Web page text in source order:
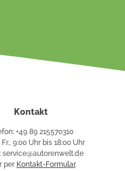
Kontakt
+49 89 215570310
Fr., 9:00 Uhr bis 18:00 Uhr
service@autorenwelt.de
per Kontakt-Formular.